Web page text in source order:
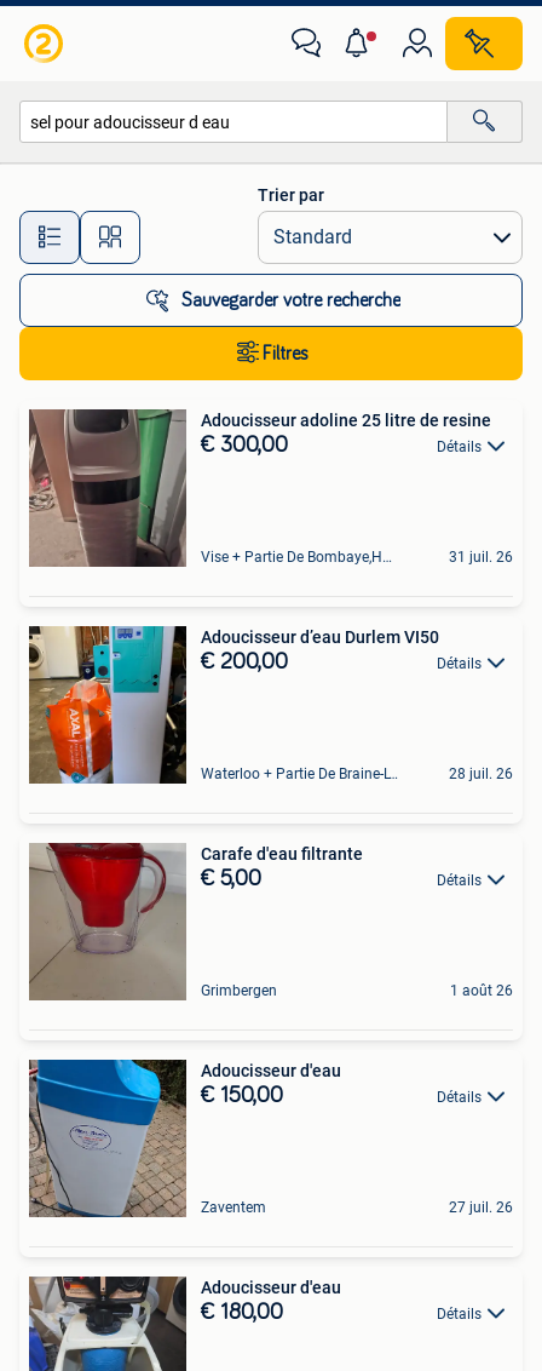
Toutes les distances…
Trier par
Sauvegarder votre recherche
Filtres
Adoucisseur adoline 25 litre de resine
€ 300,00 Détails
Vise + Partie De Bombaye,Hac- Court, Hermalle-Ss-Argenteau 31 juil. 26
Adoucisseur d’eau Durlem VI50
€ 200,00 Détails
Waterloo + Partie De Braine-L'Alleud, De Ohain 28 juil. 26
Carafe d'eau filtrante
€ 5,00 Détails
Grimbergen 1 août 26
Adoucisseur d'eau
€ 150,00 Détails
Zaventem 27 juil. 26
Adoucisseur d'eau
€ 180,00 Détails